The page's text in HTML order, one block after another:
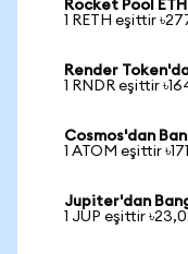
Rocket Pool
1 RETH eşittir
Render
1 RNDR eşittir
Cosmos'dan
1 ATOM eşittir
Jupiter'dan
1 JUP eşittir